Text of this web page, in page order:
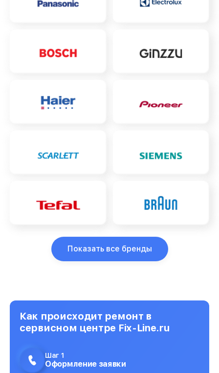
Показать все бренды
Как происходит ремонт в
сервисном центре Fix-Line.ru
Шаг 1
Оформление заявки